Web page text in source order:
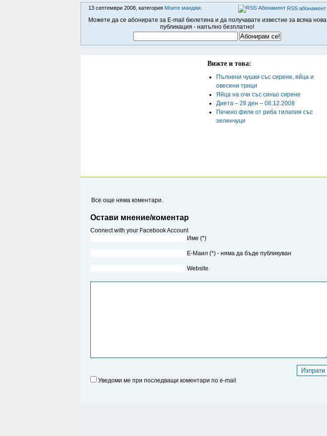
13 септември 2008, категория Моите манджи RSS абонамент
Можете да се абонирате за E-mail бюлетина и да получавате известие за всяка нова
публикация - напълно безплатно!
Вижте и това:
Пълнени чушки със сирене, яйца и
овесени трици
Яйца на очи със синьо сирене
Диета – 28 ден – 08.12.2008
Печено филе от риба тилапия със
зеленчуци
Все още няма коментари.
Остави мнение/коментар
Connect with your Facebook Account
Име (*)
Е-Маил (*) - няма да бъде публикуван
Website
Уведоми ме при последващи коментари по e-mail